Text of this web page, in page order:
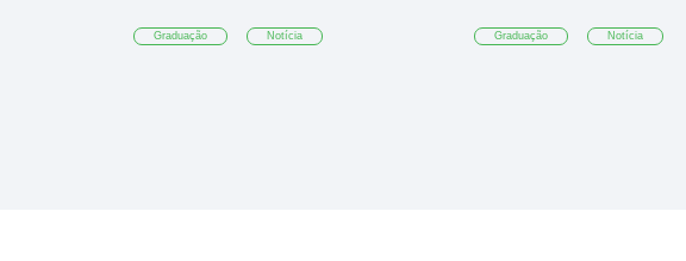
Graduação Notícia Graduação Notícia